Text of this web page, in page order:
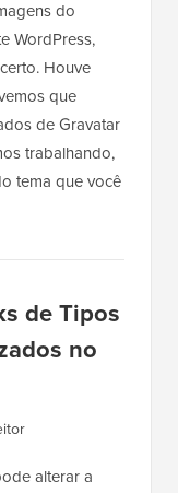
do
WordPress,
Houve
que
de Gravatar
trabalhando,
tema que você
de Tipos
no
alterar a